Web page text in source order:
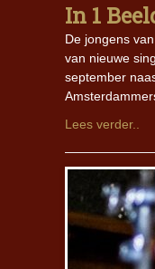
In 1
De jongens
van nieuwe
september
Lees verder..